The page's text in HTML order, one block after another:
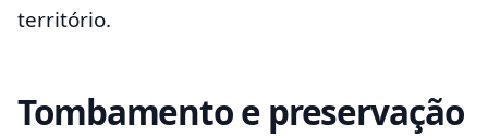
território.
Tombamento e preservação